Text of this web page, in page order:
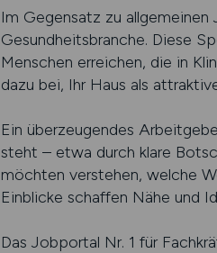
Im Gegensatz zu
Gesundheitsbranche. Diese
Menschen erreichen, die in
dazu bei, Ihr Haus als
Ein überzeugendes
steht – etwa durch klare
möchten verstehen, welche
Einblicke schaffen Nähe und
Das Jobportal Nr. 1 für